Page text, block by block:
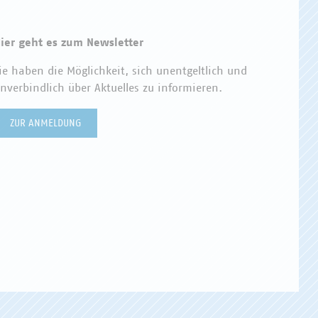
geht es zum Newsletter
haben die Möglichkeit, sich unentgeltlich und
über Aktuelles zu informieren.
ZUR ANMELDUNG